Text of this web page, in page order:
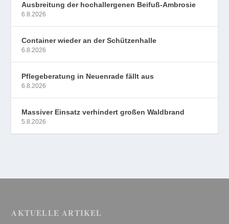
Ausbreitung der hochallergenen Beifuß-Ambrosie
6.8.2026
Container wieder an der Schützenhalle
6.8.2026
Pflegeberatung in Neuenrade fällt aus
6.8.2026
Massiver Einsatz verhindert großen Waldbrand
5.8.2026
AKTUELLE ARTIKEL